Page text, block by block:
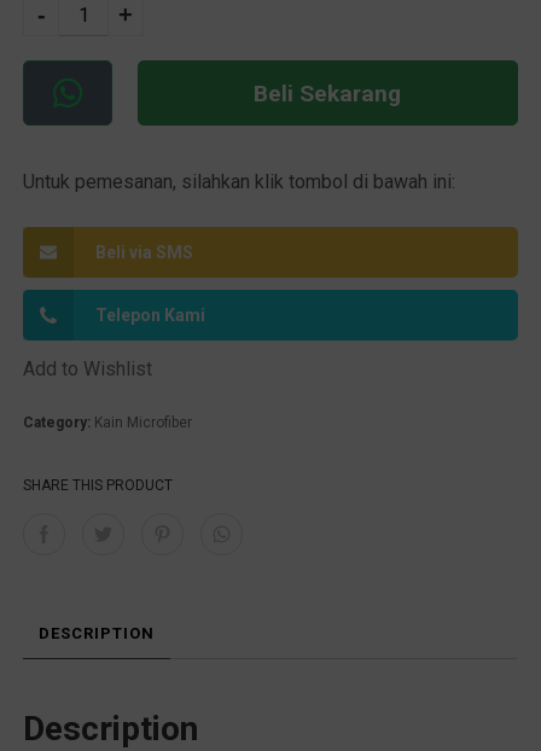
- +
Beli Sekarang
ti
e
Untuk pemesanan, silahkan klik tombol di bawah ini:
Beli via SMS
Telepon Kami
Add to Wishlist
Category: Kain Microfiber
SHARE THIS PRODUCT
DESCRIPTION
Description